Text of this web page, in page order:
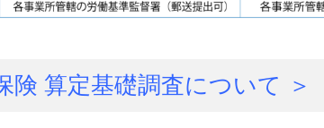
険 算定基礎調査について ＞